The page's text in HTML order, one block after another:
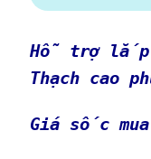
Hỗ trợ lắp
Thạch cao
Giá sốc